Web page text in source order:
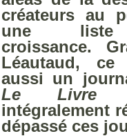
créateurs au
une liste
croissance.
Léautaud,
aussi un
Le Livre
intégralement
dépassé ces